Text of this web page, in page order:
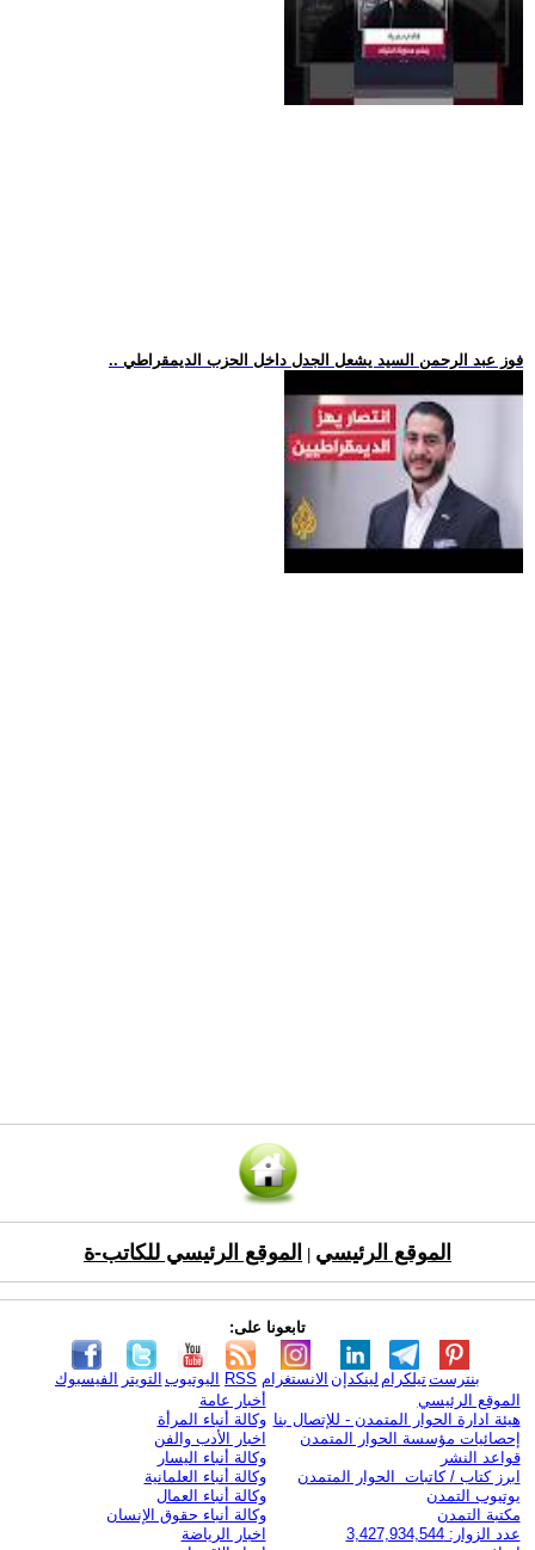
.. فوز عبد الرحمن السيد يشعل الجدل داخل الحزب الديمقراطي
الموقع الرئيسي الموقع الرئيسي للكاتب-ة
تابعونا على:
الفيسبوك التويتر اليوتيوب RSS الانستغرام لينكدإن تيلكرامبنترست
الموقع الرئيسي
هيئة ادارة الحوار المتمدن - للإتصال بنا
إحصائيات مؤسسة الحوار المتمدن
قواعد النشر
ابرز كتاب / كاتبات الحوار المتمدن
يوتيوب التمدن
مكتبة التمدن
عدد الزوار: 3,427,934,544
أخبار عامة
وكالة أنباء المرأة
اخبار الأدب والفن
وكالة أنباء اليسار
وكالة أنباء العلمانية
وكالة أنباء العمال
وكالة أنباء حقوق الإنسان
اخبار الرياضة